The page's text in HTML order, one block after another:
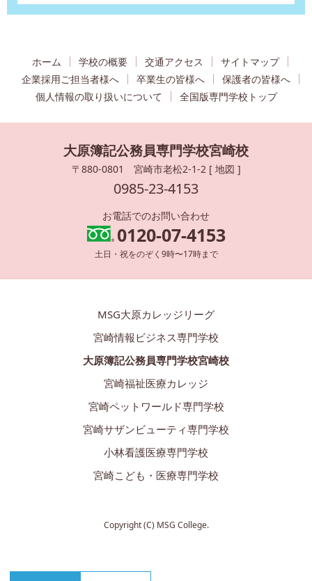
ホーム 学校の概要 交通アクセス
サイトマップ
企業採用ご担当者様へ
卒業生の皆様へ
保護者の皆様へ
個人情報の取り扱いについて
全国版専門学校トップ
大原簿記公務員専門学校宮崎校
〒880-0801 宮崎市老松2-1-2 [ 地図 ]
0985-23-4153
お電話でのお問い合わせ
0120-07-4153
土日・祝をのぞく9時〜17時まで
MSG大原カレッジリーグ
宮崎情報ビジネス専門学校
大原簿記公務員専門学校宮崎校
宮崎福祉医療カレッジ
宮崎ペットワールド専門学校
宮崎サザンビューティ専門学校
小林看護医療専門学校
宮崎こども・医療専門学校
Copyright (C) MSG College.